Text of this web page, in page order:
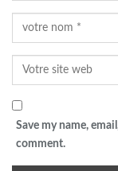
Save my name,
comment.